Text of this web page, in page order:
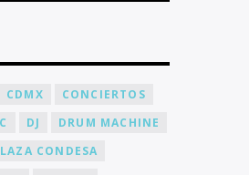
CDMX
CONCIERTOS
DJ
DRUM MACHINE
CONDESA